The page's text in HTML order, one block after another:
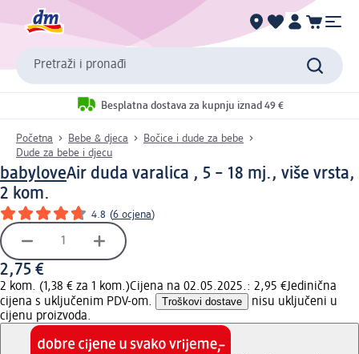
Pretraži i pronađi
Besplatna dostava za kupnju iznad 49 €
Početna Bebe & djeca
Bočice i dude za bebe
Dude za bebe i djecu
babyloveAir duda varalica , 5 – 18 mj., više vrsta,
2 kom.
4.8 (6 ocjena)
2,75 €
2 kom. (1,38 € za 1 kom.)Cijena na 02.05.2025.: 2,95 €Jedinična
cijena s uključenim PDV-om.
Troškovi dostave
nisu uključeni u
cijenu proizvoda.